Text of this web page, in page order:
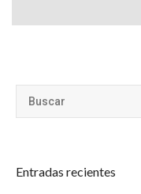
Entradas recientes